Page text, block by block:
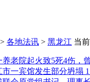
> 各地法讯 > 黑龙江 当
养老院起火致5死4伤，
市一宾馆发生部分坍塌